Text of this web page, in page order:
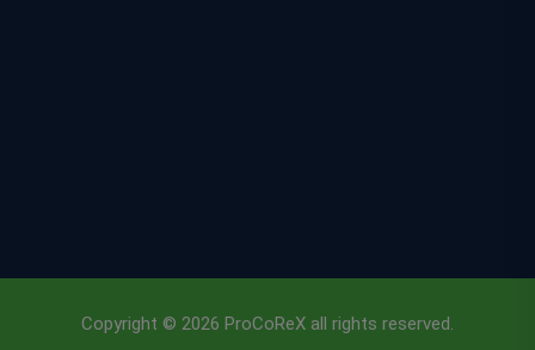
Copyright © 2026 ProCoReX all rights reserved.